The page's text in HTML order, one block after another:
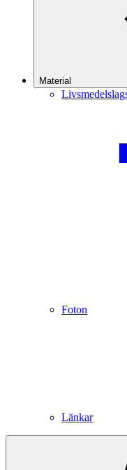
Material
Foton
Länkar